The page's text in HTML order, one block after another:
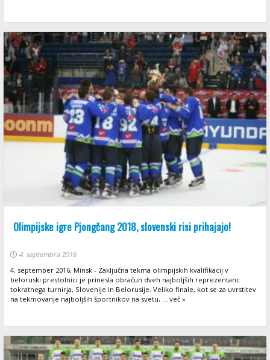
Olimpijske igre Pjongčang 2018, slovenski risi prihajajo!
4. septembra 2016
4. september 2016, Minsk - Zaključna tekma olimpijskih kvalifikacij v
beloruski prestolnici je prinesla obračun dveh najboljših reprezentanc
tokratnega turnirja, Slovenije in Belorusije. Veliko finale, kot se za uvrstitev
na tekmovanje najboljših športnikov na svetu, ... več »